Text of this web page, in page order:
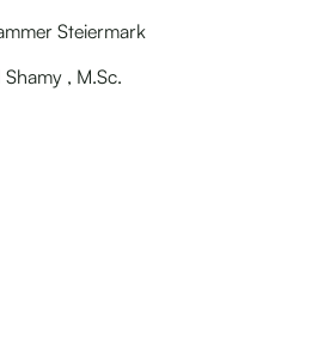
Steiermark
, M.Sc.